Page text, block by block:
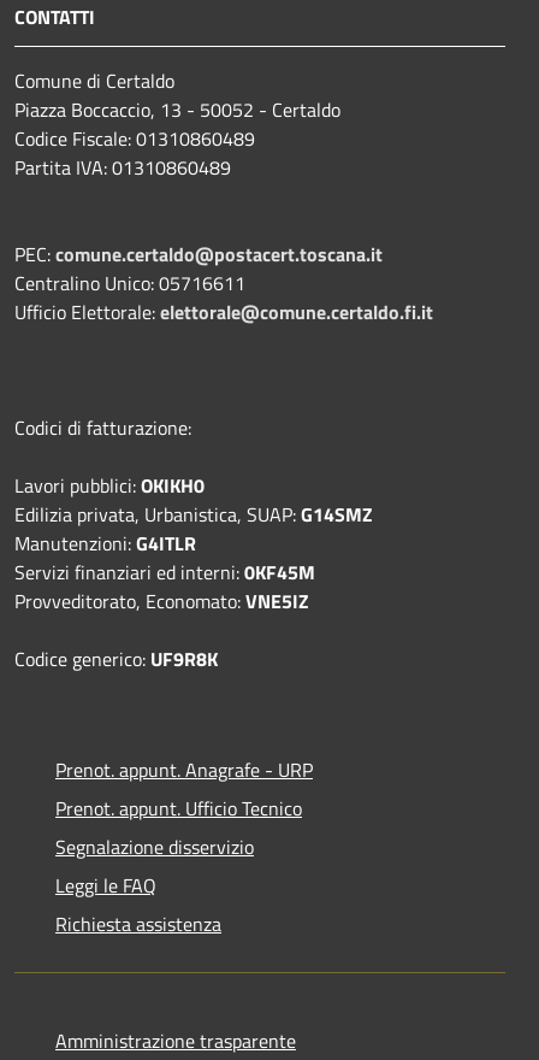
CONTATTI
Comune di Certaldo
Piazza Boccaccio, 13 - 50052 - Certaldo
Codice Fiscale: 01310860489
Partita IVA: 01310860489
PEC:comune.certaldo@postacert.toscana.it
Centralino Unico: 05716611
Ufficio Elettorale:elettorale@comune.certaldo.fi.it
Codici di fatturazione:
Lavori pubblici:OKIKH0
Edilizia privata, Urbanistica, SUAP:G14SMZ
Manutenzioni:G4ITLR
Servizi finanziari ed interni:0KF45M
Provveditorato, Economato:VNE5IZ
Codice generico: UF9R8K
Prenot. appunt. Anagrafe - URP
Prenot. appunt. Ufficio Tecnico
Segnalazione disservizio
Leggi le FAQ
Richiesta assistenza
Amministrazione trasparente